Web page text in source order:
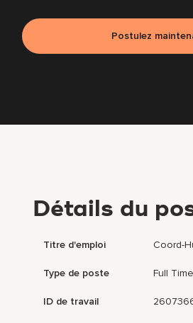
Postulez
Détails du
Titre d'emploi Coord-
Type de poste Full Time
ID de travail